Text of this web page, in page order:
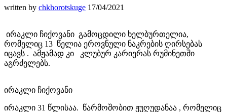
written by chkhorotskuge 17/04/2021
ირაკლი ჩიქოვანი გამოცდილი ხელბურთელია,
რომელიც 13 წელია ეროვნული ნაკრების ღირსებას
იცავს . ამჟამად კი კლუბურ კარიერას რუმინეთში
აგრძელებს.
ირაკლი ჩიქოვანი
ირაკლი 31 წლისაა. წარმოშობით ჟუღუდანაა , რომელიც